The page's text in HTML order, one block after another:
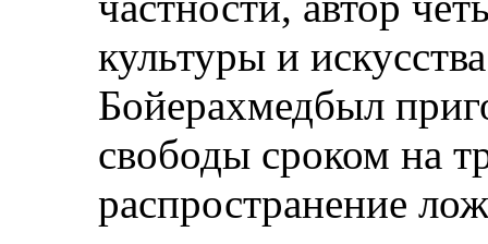
культуры и
Бойерахмедбыл
свободы сроком на
распространение